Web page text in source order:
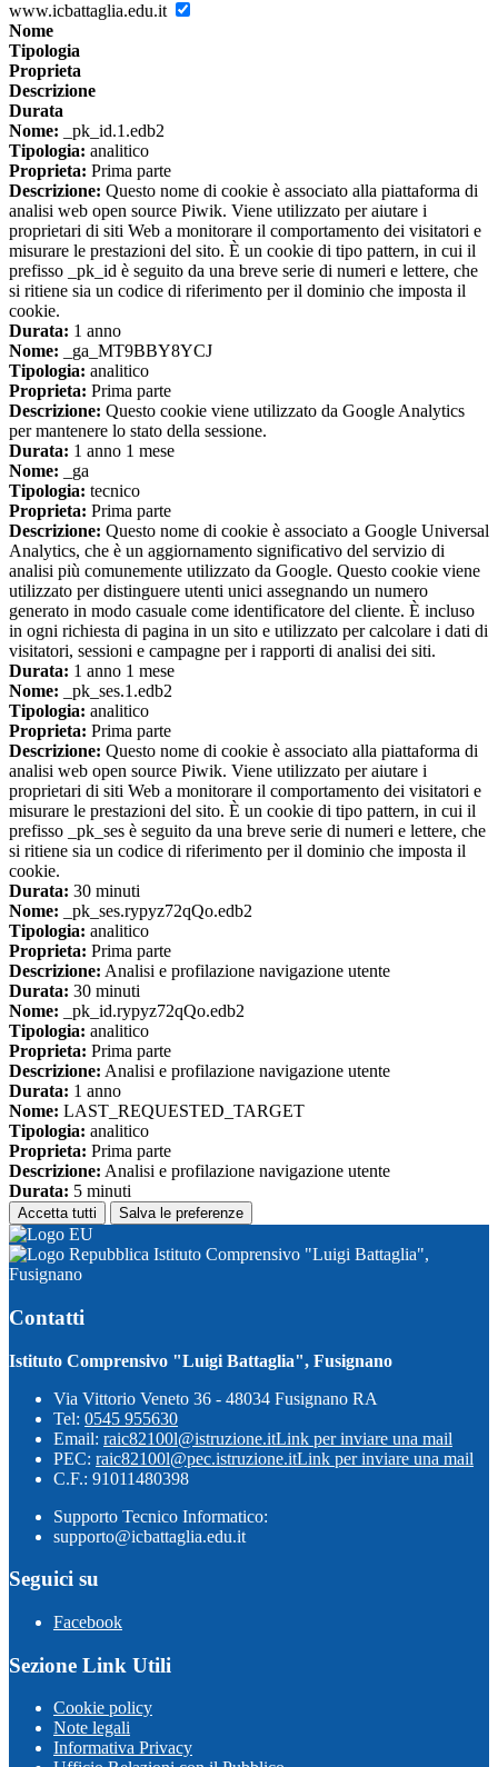
www.icbattaglia.edu.it
Nome
Tipologia
Proprieta
Descrizione
Durata
Nome: _pk_id.1.edb2
Tipologia: analitico
Proprieta: Prima parte
Descrizione: Questo nome di cookie è associato alla piattaforma di
analisi web open source Piwik. Viene utilizzato per aiutare i
proprietari di siti Web a monitorare il comportamento dei visitatori e
misurare le prestazioni del sito. È un cookie di tipo pattern, in cui il
prefisso _pk_id è seguito da una breve serie di numeri e lettere, che
si ritiene sia un codice di riferimento per il dominio che imposta il
cookie.
Durata: 1 anno
Nome: _ga_MT9BBY8YCJ
Tipologia: analitico
Proprieta: Prima parte
Descrizione: Questo cookie viene utilizzato da Google Analytics
per mantenere lo stato della sessione.
Durata: 1 anno 1 mese
Nome: _ga
Tipologia: tecnico
Proprieta: Prima parte
Descrizione: Questo nome di cookie è associato a Google Universal
Analytics, che è un aggiornamento significativo del servizio di
analisi più comunemente utilizzato da Google. Questo cookie viene
utilizzato per distinguere utenti unici assegnando un numero
generato in modo casuale come identificatore del cliente. È incluso
in ogni richiesta di pagina in un sito e utilizzato per calcolare i dati di
visitatori, sessioni e campagne per i rapporti di analisi dei siti.
Durata: 1 anno 1 mese
Nome: _pk_ses.1.edb2
Tipologia: analitico
Proprieta: Prima parte
Descrizione: Questo nome di cookie è associato alla piattaforma di
analisi web open source Piwik. Viene utilizzato per aiutare i
proprietari di siti Web a monitorare il comportamento dei visitatori e
misurare le prestazioni del sito. È un cookie di tipo pattern, in cui il
prefisso _pk_ses è seguito da una breve serie di numeri e lettere, che
si ritiene sia un codice di riferimento per il dominio che imposta il
cookie.
Durata: 30 minuti
Nome: _pk_ses.rypyz72qQo.edb2
Tipologia: analitico
Proprieta: Prima parte
Descrizione: Analisi e profilazione navigazione utente
Durata: 30 minuti
Nome: _pk_id.rypyz72qQo.edb2
Tipologia: analitico
Proprieta: Prima parte
Descrizione: Analisi e profilazione navigazione utente
Durata: 1 anno
Nome: LAST_REQUESTED_TARGET
Tipologia: analitico
Proprieta: Prima parte
Descrizione: Analisi e profilazione navigazione utente
Durata: 5 minuti
Accetta tutti Salva le preferenze
Istituto Comprensivo "Luigi Battaglia",
Fusignano
Contatti
Istituto Comprensivo "Luigi Battaglia", Fusignano
Via Vittorio Veneto 36 - 48034 Fusignano RA
Tel: 0545 955630
Email: raic82100l@istruzione.itLink per inviare una mail
PEC: raic82100l@pec.istruzione.itLink per inviare una mail
C.F.: 91011480398
Supporto Tecnico Informatico:
supporto@icbattaglia.edu.it
Seguici su
Facebook
Sezione Link Utili
Cookie policy
Note legali
Informativa Privacy